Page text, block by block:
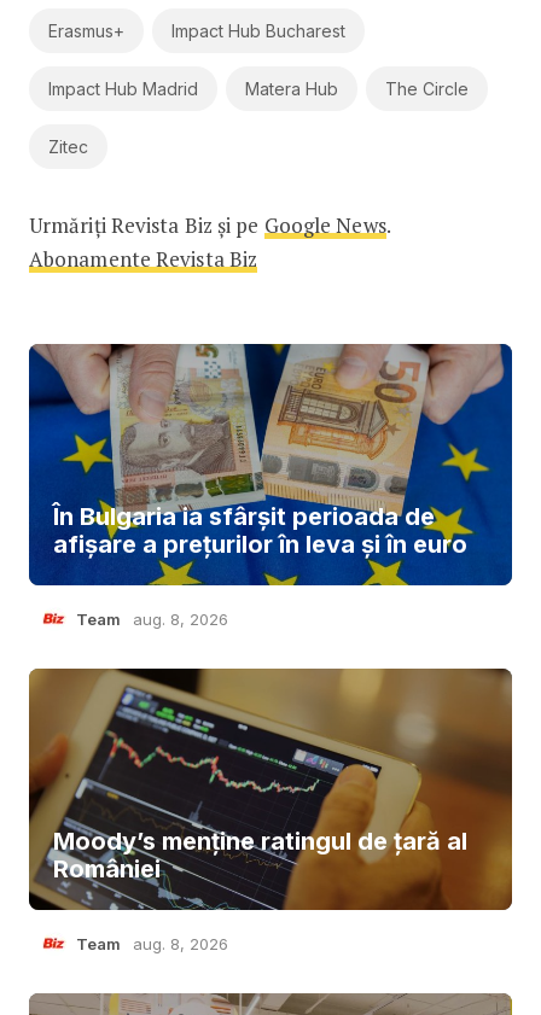
Erasmus+ Impact Hub Bucharest
Impact Hub Madrid Matera Hub The Circle
Zitec
Urmăriți Revista Biz și pe Google News.
Abonamente Revista Biz
În Bulgaria ia sfârşit perioada de
afișare a prețurilor în ​​leva și în euro
Team aug. 8, 2026
Moody’s menține ratingul de țară al
României
Team aug. 8, 2026